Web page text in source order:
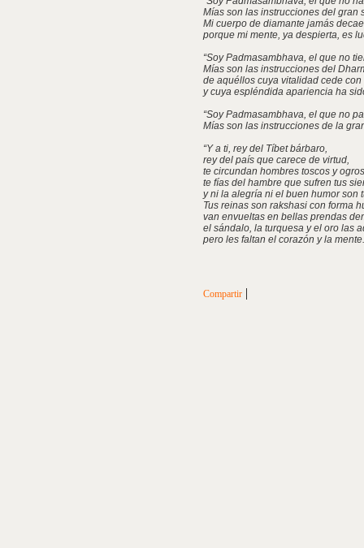
Mías son las instrucciones del gran
Mi cuerpo de diamante jamás
porque mi mente, ya despierta, es
“Soy Padmasambhava, el que no
Mías son las instrucciones del
de aquéllos cuya vitalidad cede
y cuya espléndida apariencia ha
“Soy Padmasambhava, el que no
Mías son las instrucciones de la
“Y a ti, rey del Tíbet bárbaro,
rey del país que carece de virtud,
te circundan hombres toscos y
te fías del hambre que sufren tus
y ni la alegría ni el buen humor son
Tus reinas son rakshasi con forma
van envueltas en bellas prendas
el sándalo, la turquesa y el oro las
pero les faltan el corazón y la mente.
Compartir |